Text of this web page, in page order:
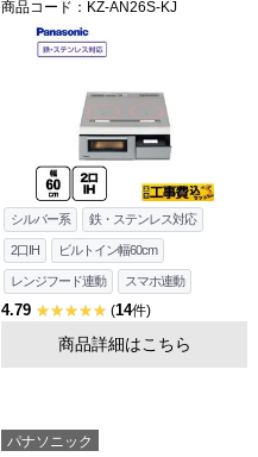
商品コード ：KZ-AN26S-KJ
シルバー系 鉄・ステンレス対応
2口IH ビルトイン幅60cm
レンジフード連動 スマホ連動
4.79 (14件)
商品詳細はこちら
パナソニック